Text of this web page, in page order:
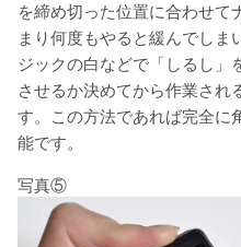
を締め切った位置に合わせて
まり何度もやると緩んでし
ジックの白などで「しるし」
させるか決めてから作業され
す。この方法であれば完全に
能です。
写真⑤